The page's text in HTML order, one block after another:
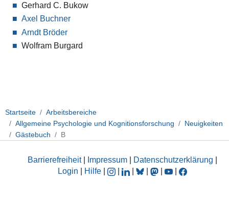
Gerhard C. Bukow
Axel Buchner
Arndt Bröder
Wolfram Burgard
Startseite
Arbeitsbereiche
Allgemeine Psychologie und Kognitionsforschung
Neuigkeiten
Gästebuch
B
Barrierefreiheit| Impressum Datenschutzerklärung
Login
Hilfe